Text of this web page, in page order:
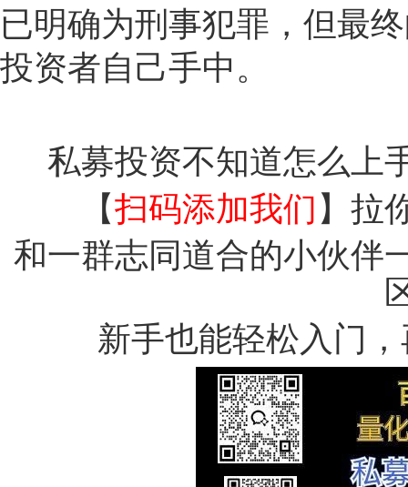
已明确为刑事犯罪，但最
投资者自己手中。
私募投资不知道怎么上
【扫码添加我们 】拉
和一群志同道合的小伙伴
新手也能轻松入门